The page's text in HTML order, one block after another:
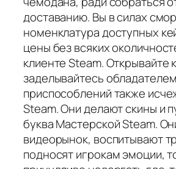
доставанию. Вы в силах
номенклатура доступных
цены без всяких
клиенте Steam. Открывайте
заделывайтесь
приспособлений также
Steam. Они делают скины и
буква Мастерской Steam.
видеорынок, воспитывают
подносят игрокам эмоции,